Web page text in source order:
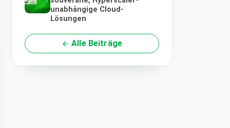
unabhängige Cloud-
Lösungen
Alle Beiträge